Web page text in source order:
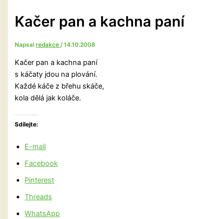
Kačer pan a kachna paní
Napsalredakce/14.10.2008
Kačer pan a kachna paní
s káčaty jdou na plování.
Každé káče z břehu skáče,
kola dělá jak koláče.
Sdílejte:
E-mail
Facebook
Pinterest
Threads
WhatsApp